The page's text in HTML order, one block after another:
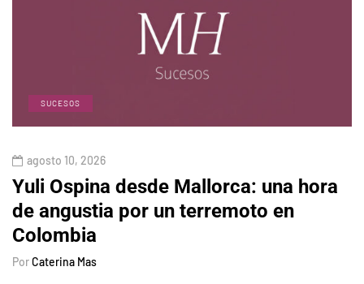
SUCESOS
agosto 10, 2026
Yuli Ospina desde Mallorca: una hora
de angustia por un terremoto en
Colombia
PorCaterina Mas